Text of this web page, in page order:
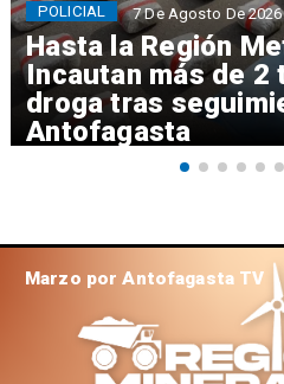
Hasta la Región
Incautan más de 2
droga tras
Antofagasta
POLICIAL 7 De Agosto De 2026
Marzo por Antofagasta TV